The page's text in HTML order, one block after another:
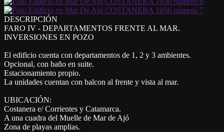
DESCRIPCIÓN
FARO IV - DEPARTAMENTOS FRENTE AL MAR.
INVERSIONES EN POZO
El edificio cuenta con departamentos de 1, 2 y 3 ambientes.
Opcional, con baño en suite.
Estacionamiento propio.
La unidades cuentan con balcon al frente y vista al mar.
UBICACIÓN:
Costanera e/ Corrientes y Catamarca.
A una cuadra del Muelle de Mar de Ajó
Zona de playas amplias.